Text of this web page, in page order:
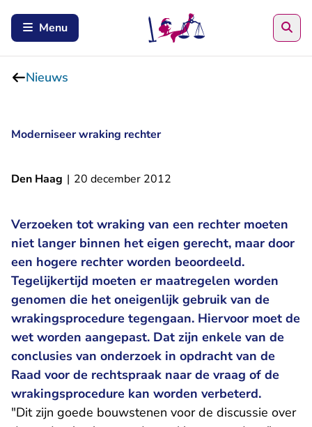
Menu
Nieuws
Moderniseer wraking rechter
Den Haag | 20 december 2012
Verzoeken tot wraking van een rechter moeten
niet langer binnen het eigen gerecht, maar door
een hogere rechter worden beoordeeld.
Tegelijkertijd moeten er maatregelen worden
genomen die het oneigenlijk gebruik van de
wrakingsprocedure tegengaan. Hiervoor moet de
wet worden aangepast. Dat zijn enkele van de
conclusies van onderzoek in opdracht van de
Raad voor de rechtspraak naar de vraag of de
wrakingsprocedure kan worden verbeterd.
"Dit zijn goede bouwstenen voor de discussie over